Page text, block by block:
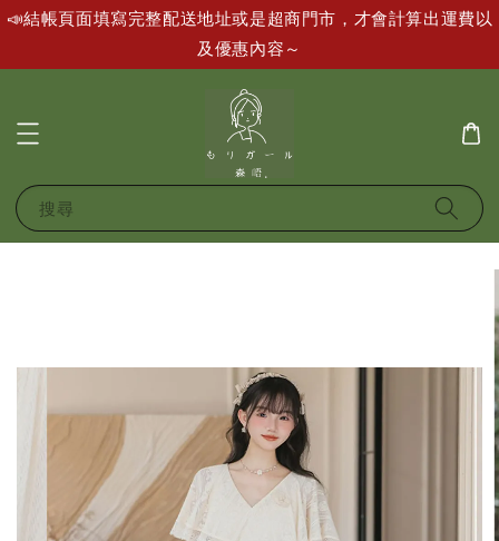
📣結帳頁面填寫完整配送地址或是超商門市，才會計算出運費以
及優惠內容～
搜尋